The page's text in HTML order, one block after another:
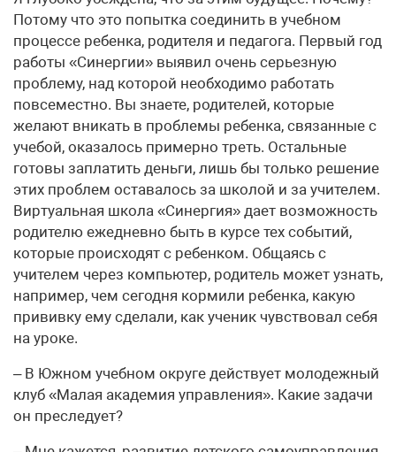
Потому что это попытка соединить в учебном
процессе ребенка, родителя и педагога. Первый год
работы «Синергии» выявил очень серьезную
проблему, над которой необходимо работать
повсеместно. Вы знаете, родителей, которые
желают вникать в проблемы ребенка, связанные с
учебой, оказалось примерно треть. Остальные
готовы заплатить деньги, лишь бы только решение
этих проблем оставалось за школой и за учителем.
Виртуальная школа «Синергия» дает возможность
родителю ежедневно быть в курсе тех событий,
которые происходят с ребенком. Общаясь с
учителем через компьютер, родитель может узнать,
например, чем сегодня кормили ребенка, какую
прививку ему сделали, как ученик чувствовал себя
на уроке.
– В Южном учебном округе действует молодежный
клуб «Малая академия управления». Какие задачи
он преследует?